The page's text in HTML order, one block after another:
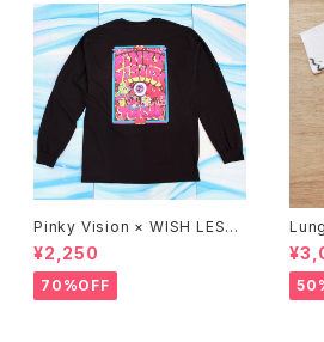
Pinky Vision × WISH LESS
／Long sleeve T-shirt (BLA
CK)
¥2,250
70%OFF